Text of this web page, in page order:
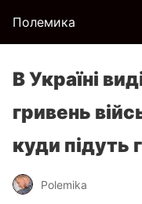
Полемика
В Україні
гривень
куди підуть
Polemika